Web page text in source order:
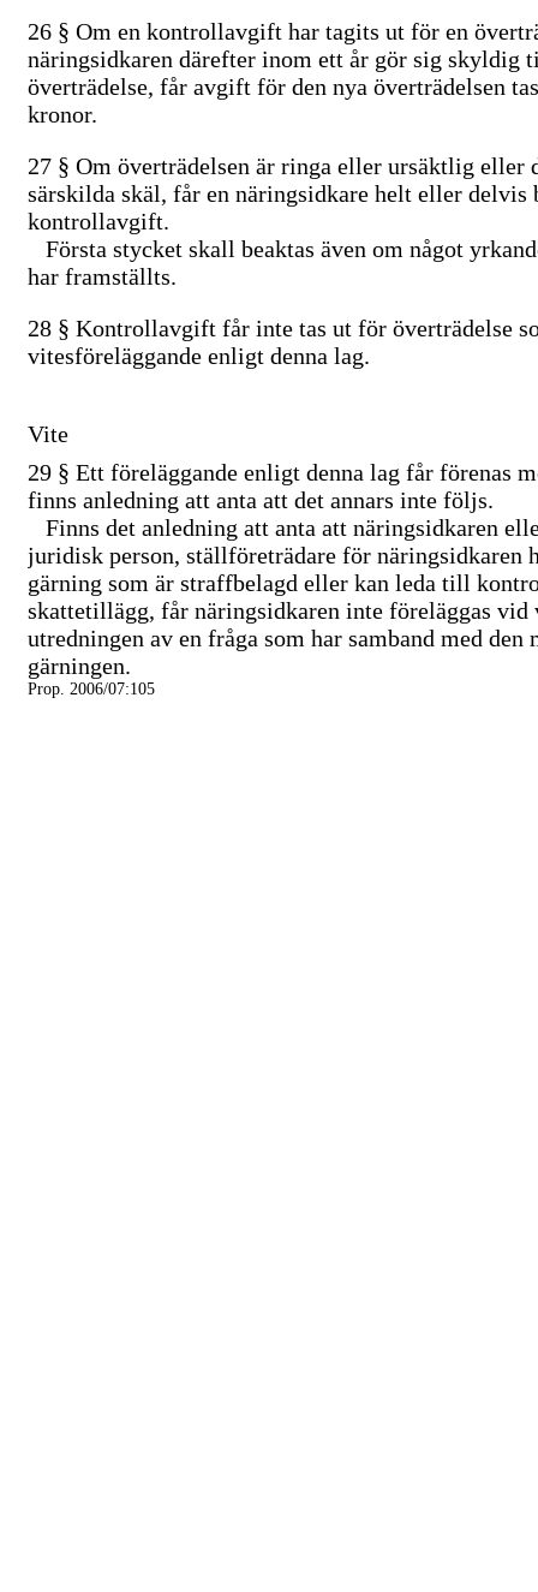
26 § Om en kontrollavgift har tagits ut för en
näringsidkaren därefter inom ett år gör sig skyldig
överträdelse, får avgift för den nya överträdelsen
kronor.
27 § Om överträdelsen är ringa eller ursäktlig eller
särskilda skäl, får en näringsidkare helt eller delvis
kontrollavgift.
Första stycket skall beaktas även om något
har framställts.
28 § Kontrollavgift får inte tas ut för överträdelse
vitesföreläggande enligt denna lag.
Vite
29 § Ett föreläggande enligt denna lag får förenas
finns anledning att anta att det annars inte följs.
Finns det anledning att anta att näringsidkaren
juridisk person, ställföreträdare för näringsidkaren
gärning som är straffbelagd eller kan leda till
skattetillägg, får näringsidkaren inte föreläggas vid
utredningen av en fråga som har samband med den
gärningen.
Prop. 2006/07:105